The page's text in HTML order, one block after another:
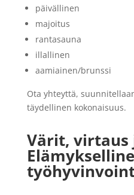
päivällinen
majoitus
rantasauna
illallinen
aamiainen/brunssi
Ota yhteyttä,
täydellinen kokonaisuus.
Värit, virtaus